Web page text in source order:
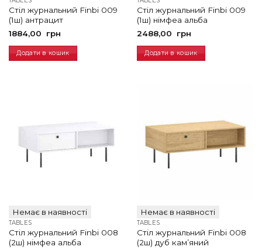
Стіл журнальний Finbi 009
(1ш) антрацит
1884,00
грн
Додати в кошик
Стіл журнальний Finbi 009
(1ш) німфеа альба
2488,00
грн
Додати в кошик
Немає в наявності
TABLES
Стіл журнальний Finbi 008
(2ш) німфеа альба
Немає в наявності
TABLES
Стіл журнальний Finbi 008
(2ш) дуб кам’яний